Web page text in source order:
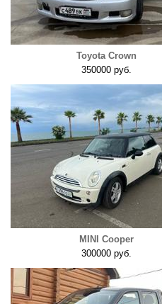
Toyota Crown
350000 руб.
MINI Cooper
300000 руб.